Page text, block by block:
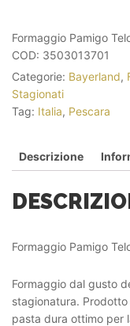
Formaggio Pamigo
COD: 3503013701
Categorie: Bayerland,
Stagionati
Tag: Italia, Pescara
Descrizione
Formaggio Pamigo
Formaggio dal gusto
stagionatura.
pasta dura ottimo per